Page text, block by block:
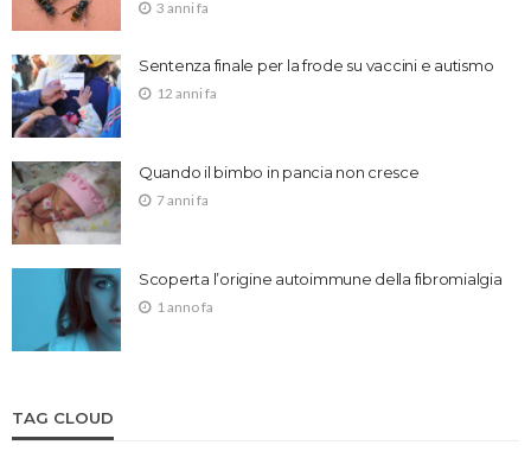
3 anni fa
Sentenza finale per la frode su vaccini e autismo
12 anni fa
Quando il bimbo in pancia non cresce
7 anni fa
Scoperta l’origine autoimmune della fibromialgia
1 anno fa
TAG CLOUD